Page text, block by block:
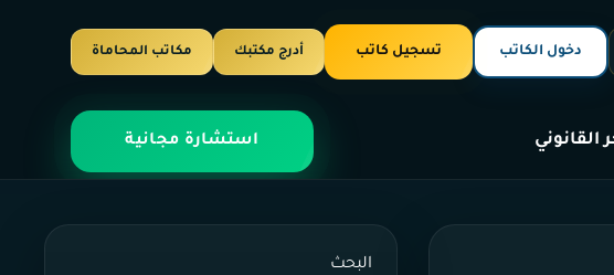
دخول الكاتب تسجيل كاتب أدرج مكتبك مكاتب المحاماة
القانوني استشارة مجانية
البحث